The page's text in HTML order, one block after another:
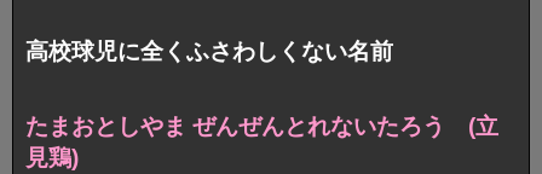
高校球児に全くふさわしくない名前
たまおとしやま ぜんぜんとれないたろう (立
見鶏)